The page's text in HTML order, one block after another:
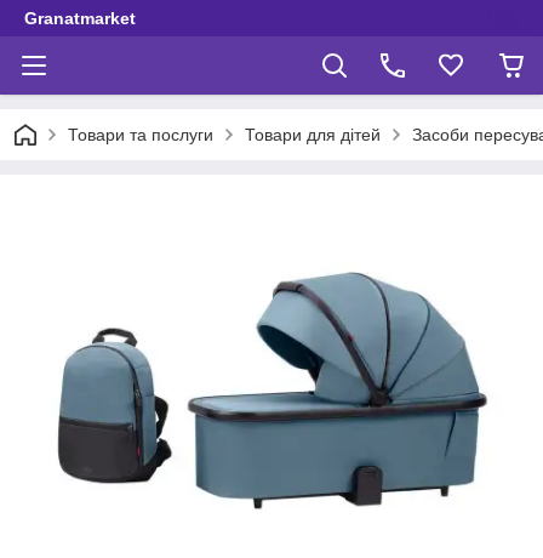
Granatmarket
Товари та послуги Товари для дітей Засоби